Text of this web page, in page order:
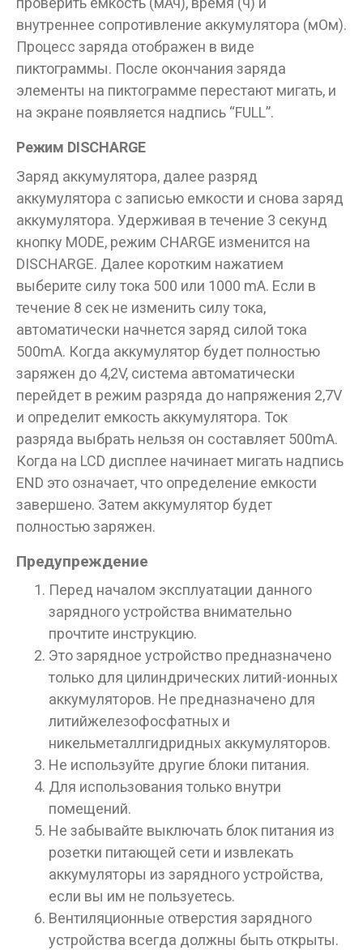
внутреннее сопротивление аккумулятора (мОм).
Процесс заряда отображен в виде
пиктограммы. После окончания заряда
элементы на пиктограмме перестают мигать, и
на экране появляется надпись “FULL”.
Режим DISCHARGE
Заряд аккумулятора, далее разряд
аккумулятора с записью емкости и снова заряд
аккумулятора. Удерживая в течение 3 секунд
кнопку MODE, режим CHARGE изменится на
DISCHARGE. Далее коротким нажатием
выберите силу тока 500 или 1000 mA. Если в
течение 8 сек не изменить силу тока,
автоматически начнется заряд силой тока
500mA. Когда аккумулятор будет полностью
заряжен до 4,2V, система автоматически
перейдет в режим разряда до напряжения 2,7V
и определит емкость аккумулятора. Ток
разряда выбрать нельзя он составляет 500mA.
Когда на LCD дисплее начинает мигать надпись
END это означает, что определение емкости
завершено. Затем аккумулятор будет
полностью заряжен.
Предупреждение
Перед началом эксплуатации данного
зарядного устройства внимательно
прочтите инструкцию.
Это зарядное устройство предназначено
только для цилиндрических литий-ионных
аккумуляторов. Не предназначено для
литийжелезофосфатных и
никельметаллгидридных аккумуляторов.
Не используйте другие блоки питания.
Для использования только внутри
помещений.
Не забывайте выключать блок питания из
розетки питающей сети и извлекать
аккумуляторы из зарядного устройства,
если вы им не пользуетесь.
Вентиляционные отверстия зарядного
устройства всегда должны быть открыты.